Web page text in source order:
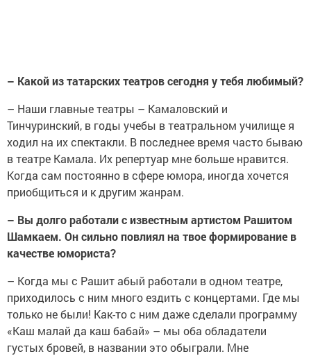
– Какой из татарских театров сегодня у тебя любимый?
– Наши главные театры – Камаловский и
Тинчуринский, в годы учебы в театральном училище я
ходил на их спектакли. В последнее время часто бываю
в театре Камала. Их репертуар мне больше нравится.
Когда сам постоянно в сфере юмора, иногда хочется
приобщиться и к другим жанрам.
– Вы долго работали с известным артистом Рашитом
Шамкаем. Он сильно повлиял на твое формирование в
качестве юмориста?
– Когда мы с Рашит абый работали в одном театре,
приходилось с ним много ездить с концертами. Где мы
только не были! Как-то с ним даже сделали программу
«Каш малай да каш бабай» – мы оба обладатели
густых бровей, в названии это обыграли. Мне